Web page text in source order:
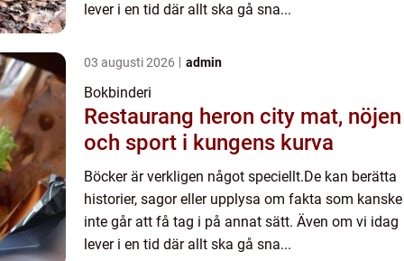
lever i en tid där allt ska gå sna...
03 augusti 2026 admin
Bokbinderi
Restaurang heron city mat, nöjen
och sport i kungens kurva
Böcker är verkligen något speciellt.De kan berätta
historier, sagor eller upplysa om fakta som kanske
inte går att få tag i på annat sätt. Även om vi idag
lever i en tid där allt ska gå sna...